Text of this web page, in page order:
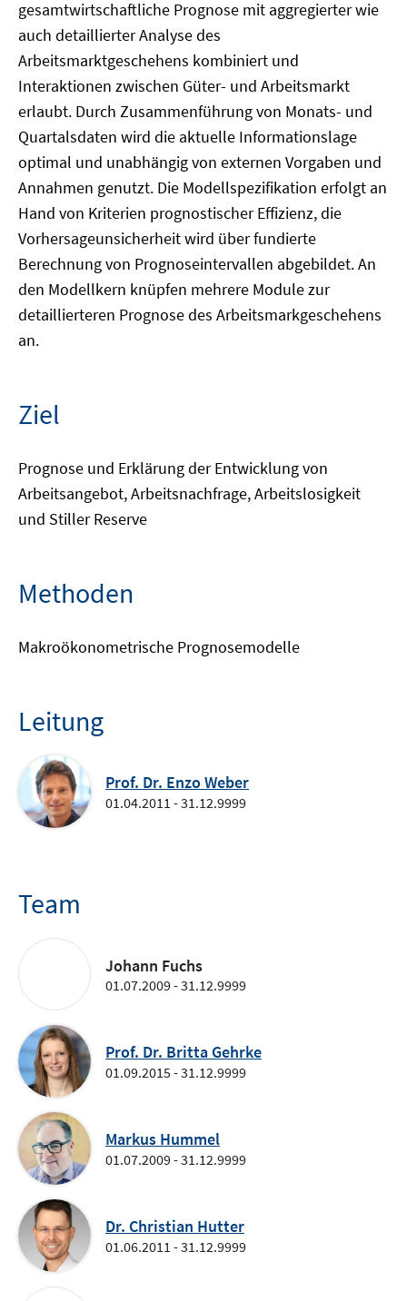
gesamtwirtschaftliche Prognose mit aggregierter wie
auch detaillierter Analyse des
Arbeitsmarktgeschehens kombiniert und
Interaktionen zwischen Güter- und Arbeitsmarkt
erlaubt. Durch Zusammenführung von Monats- und
Quartalsdaten wird die aktuelle Informationslage
optimal und unabhängig von externen Vorgaben und
Annahmen genutzt. Die Modellspezifikation erfolgt an
Hand von Kriterien prognostischer Effizienz, die
Vorhersageunsicherheit wird über fundierte
Berechnung von Prognoseintervallen abgebildet. An
den Modellkern knüpfen mehrere Module zur
detaillierteren Prognose des Arbeitsmarkgeschehens
an.
Ziel
Prognose und Erklärung der Entwicklung von
Arbeitsangebot, Arbeitsnachfrage, Arbeitslosigkeit
und Stiller Reserve
Methoden
Makroökonometrische Prognosemodelle
Leitung
Prof. Dr. Enzo Weber
01.04.2011 - 31.12.9999
Team
Johann Fuchs
01.07.2009 - 31.12.9999
Prof. Dr. Britta Gehrke
01.09.2015 - 31.12.9999
Markus Hummel
01.07.2009 - 31.12.9999
Dr. Christian Hutter
01.06.2011 - 31.12.9999